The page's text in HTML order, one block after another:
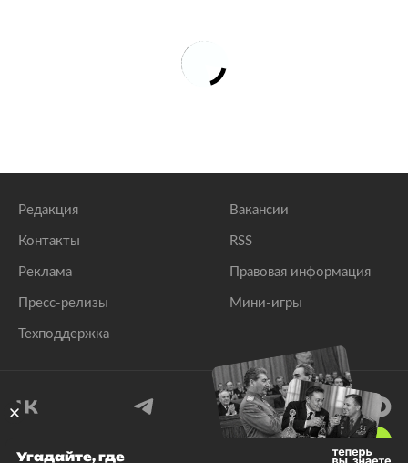
Редакция
Контакты
Реклама
Пресс-релизы
Техподдержка
Вакансии
RSS
Правовая информация
Мини-игры
Угадайте, где